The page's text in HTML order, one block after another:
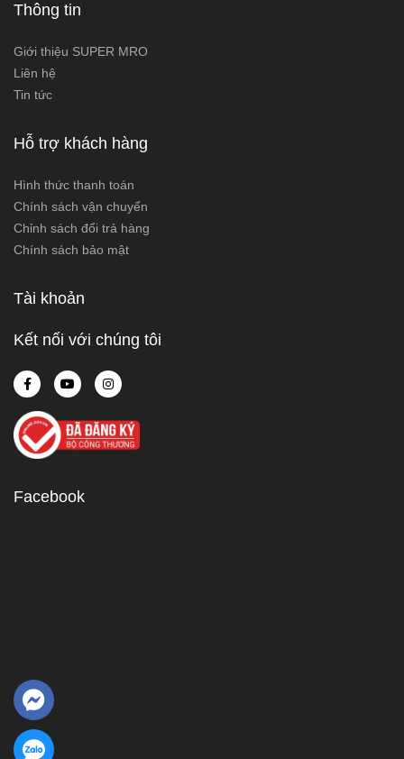
Thông tin
Giới thiệu SUPER MRO
Liên hệ
Tin tức
Hỗ trợ khách hàng
Hình thức thanh toán
Chính sách vận chuyển
Chỉnh sách đổi trả hàng
Chính sách bảo mật
Tài khoản
Kết nối với chúng tôi
Facebook